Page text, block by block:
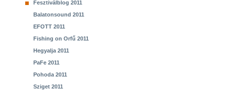
Fesztiválblog 2011
Balatonsound 2011
EFOTT 2011
Fishing on Orfű 2011
Hegyalja 2011
PaFe 2011
Pohoda 2011
Sziget 2011